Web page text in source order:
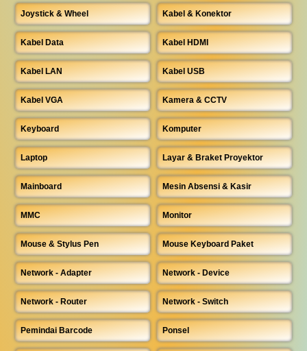
Joystick & Wheel Kabel & Konektor
Kabel Data Kabel HDMI
Kabel LAN Kabel USB
Kabel VGA Kamera & CCTV
Keyboard Komputer
Laptop Layar & Braket Proyektor
Mainboard Mesin Absensi & Kasir
MMC Monitor
Mouse & Stylus Pen Mouse Keyboard Paket
Network - Adapter Network - Device
Network - Router Network - Switch
Pemindai Barcode Ponsel